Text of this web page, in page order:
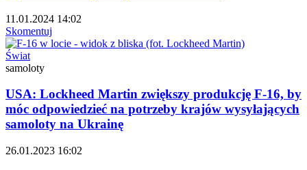
11.01.2024 14:02
Skomentuj
Świat
samoloty
USA: Lockheed Martin zwiększy produkcję F-16, by
móc odpowiedzieć na potrzeby krajów wysyłających
samoloty na Ukrainę
26.01.2023 16:02